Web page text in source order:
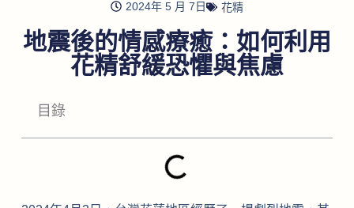
2024年 5 月 7日 花精
地震後的情感療癒：如何利用
花精舒緩恐懼與焦慮
目錄